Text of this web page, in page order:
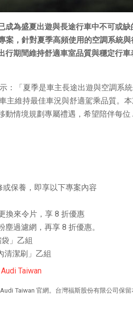
為盛夏出遊與長途行車中不可或
，針對夏季高頻使用的空調系統
期間維持舒適車室品質與穩定行
：「夏季是車主長途出遊與空調系
主維持最佳車況與舒適駕乘品質。
情境規劃專屬禮遇，希望陪伴每位
保養，即享以下專案內容
換來令片，享 8 折優惠
過濾網，再享 8 折優惠。
」乙組
清潔刷」乙組
Audi Taiwan
Taiwan 官網。台灣福斯股份有限公司保